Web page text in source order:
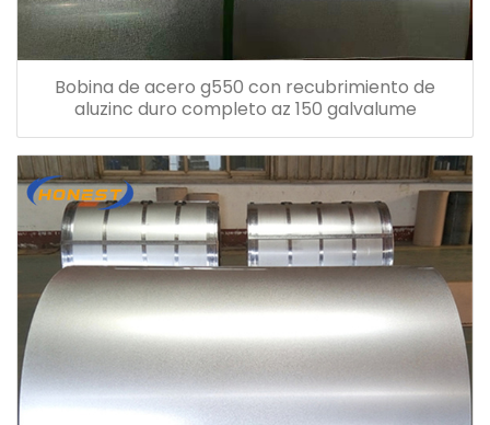
Bobina de acero g550 con recubrimiento de
aluzinc duro completo az 150 galvalume